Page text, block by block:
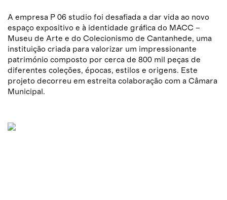
A empresa P 06 studio foi desafiada a dar vida ao novo
espaço expositivo e à identidade gráfica do MACC –
Museu de Arte e do Colecionismo de Cantanhede, uma
instituição criada para valorizar um impressionante
património composto por cerca de 800 mil peças de
diferentes coleções, épocas, estilos e origens. Este
projeto decorreu em estreita colaboração com a Câmara
Municipal.